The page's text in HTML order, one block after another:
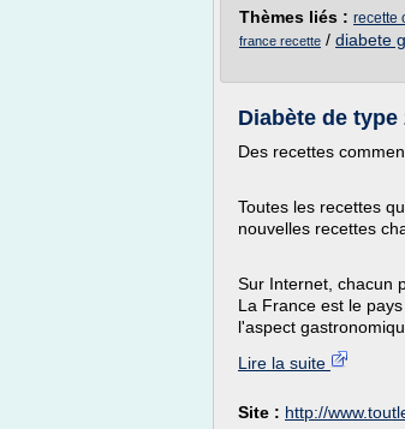
Thèmes liés : recette
france recette / diabete
Diabète de
Des recettes
Toutes les recettes
nouvelles recettes
Sur Internet, chacun
La France est le
l'aspect
Lire la suite
Site : http://